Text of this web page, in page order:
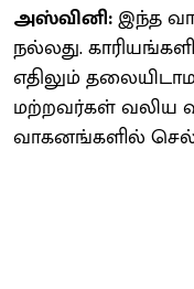
அஸ்வினி:இந்த
நல்லது.
எதிலும்
மற்றவர்கள் வலிய
வாகனங்களில்